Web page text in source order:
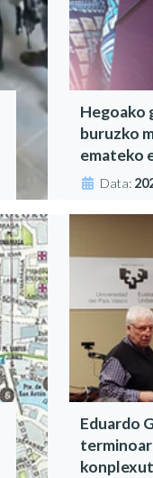
Hegoako
buruzko
emateko
Data:
Eduardo